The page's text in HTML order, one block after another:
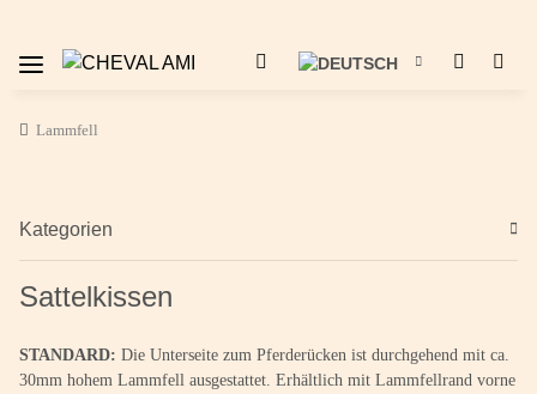
Lammfell
Sattelkissen
STANDARD: Die Unterseite zum Pferderücken ist durchgehend mit ca.
30mm hohem Lammfell ausgestattet. Erhältlich mit Lammfellrand vorne
Kategorien